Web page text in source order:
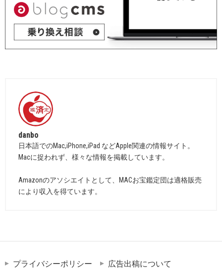
danbo
日本語でのMac,iPhone,iPad などApple関連の情報サイト。
Macに捉われず、様々な情報を掲載しています。
Amazonのアソシエイトとして、MACお宝鑑定団は適格販売
により収入を得ています。
プライバシーポリシー 広告出稿について